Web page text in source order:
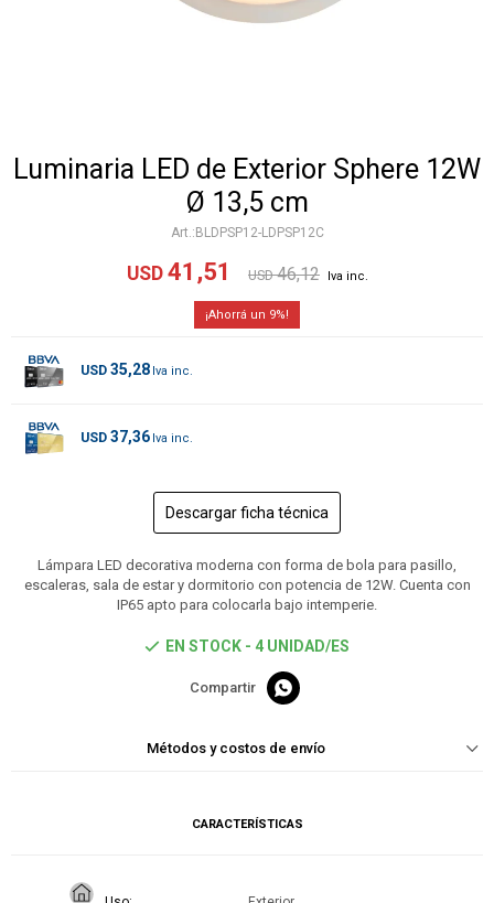
Luminaria LED de Exterior Sphere 12W
Ø 13,5 cm
BLDPSP12-LDPSP12C
USD 41,51 USD 46,12
9
USD 35,28
USD 37,36
Descargar ficha técnica
Lámpara LED decorativa moderna con forma de bola para pasillo,
escaleras, sala de estar y dormitorio con potencia de 12W. Cuenta con
IP65 apto para colocarla bajo intemperie.
EN STOCK - 4 UNIDAD/ES

Métodos y costos de envío
CARACTERÍSTICAS